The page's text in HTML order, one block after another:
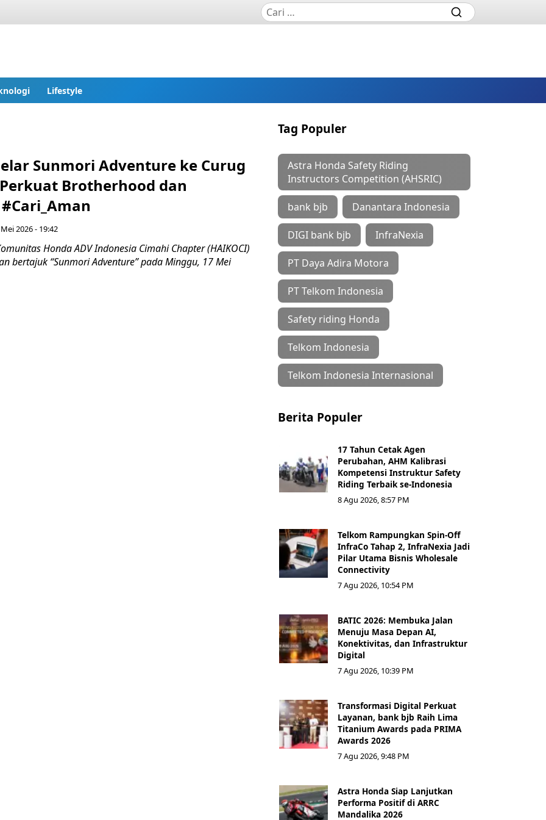
Lifestyle
Sunmori Adventure ke Curug
Brotherhood dan
2026 - 19:42
Honda ADV Indonesia Cimahi Chapter (HAIKOCI)
bertajuk “Sunmori Adventure” pada Minggu, 17 Mei
Tag Populer
Astra Honda Safety Riding
Instructors Competition (AHSRIC)
bank bjb Danantara Indonesia
DIGI bank bjb InfraNexia
PT Daya Adira Motora
PT Telkom Indonesia
Safety riding Honda
Telkom Indonesia
Telkom Indonesia Internasional
Berita Populer
17 Tahun Cetak Agen
Perubahan, AHM Kalibrasi
Kompetensi Instruktur Safety
Riding Terbaik se-Indonesia
8 Agu 2026, 8:57 PM
Telkom Rampungkan Spin-Off
InfraCo Tahap 2, InfraNexia Jadi
Pilar Utama Bisnis Wholesale
Connectivity
7 Agu 2026, 10:54 PM
BATIC 2026: Membuka Jalan
Menuju Masa Depan AI,
Konektivitas, dan Infrastruktur
Digital
7 Agu 2026, 10:39 PM
Transformasi Digital Perkuat
Layanan, bank bjb Raih Lima
Titanium Awards pada PRIMA
Awards 2026
7 Agu 2026, 9:48 PM
Astra Honda Siap Lanjutkan
Performa Positif di ARRC
Mandalika 2026